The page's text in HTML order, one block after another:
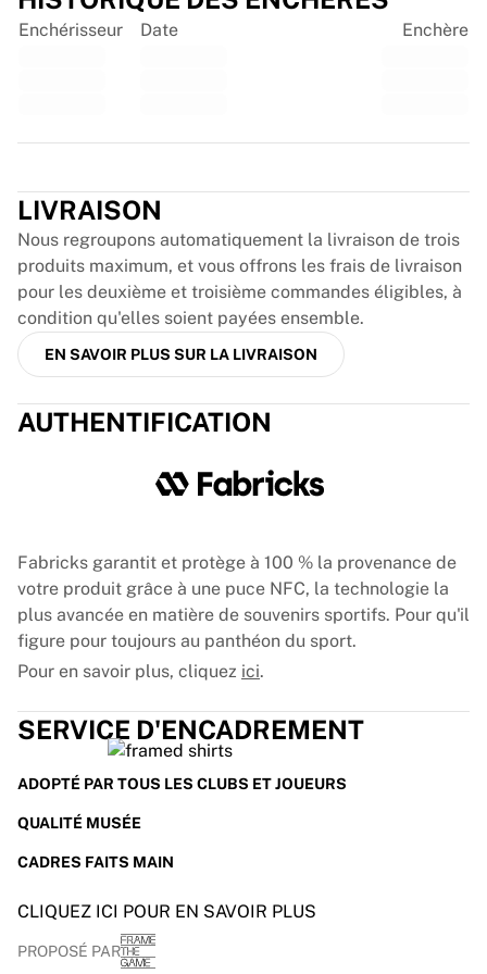
France Rugby
Voir tout le rugby
England Cricket
Delhi Capitals
West Indies
Cricket Ireland
Voir tout le cricket
Hockey sur glace
Aalborg Pirates
NHL Alumni
Voir tout le hockey sur glace
Encardez votre maillot
Authentification du maillot
Ma collection
Enchérisseur Date Enchère
LIVRAISON
Nous regroupons automatiquement la livraison de trois
produits maximum, et vous offrons les frais de livraison
pour les deuxième et troisième commandes éligibles, à
condition qu'elles soient payées ensemble.
EN SAVOIR PLUS SUR LA LIVRAISON
AUTHENTIFICATION
Fabricks garantit et protège à 100 % la provenance de
votre produit grâce à une puce NFC, la technologie la
plus avancée en matière de souvenirs sportifs. Pour qu'il
figure pour toujours au panthéon du sport.
Pour en savoir plus, cliquez ici.
SERVICE D'ENCADREMENT
ADOPTÉ PAR TOUS LES CLUBS ET JOUEURS
QUALITÉ MUSÉE
CADRES FAITS MAIN
CLIQUEZ ICI POUR EN SAVOIR PLUS
PROPOSÉ PAR